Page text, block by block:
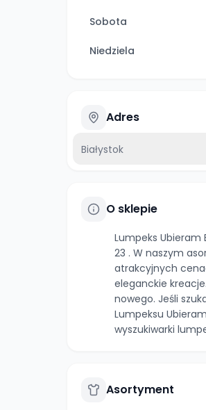
Sobota
Niedziela
Adres
Białystok
O sklepie
Lumpeks Ubieram
23 . W naszym
atrakcyjnych
eleganckie
nowego. Jeśli
Lumpeksu
wyszukiwarki
Asortyment